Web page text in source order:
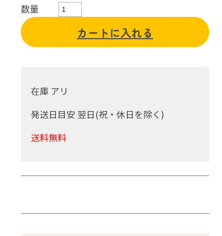
数量
カートに入れる
在庫 アリ
発送日目安 翌日(祝・休日を除く)
送料無料